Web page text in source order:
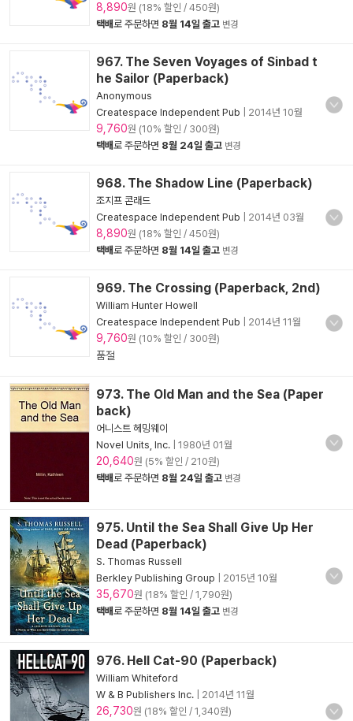
8,890원 (18% 할인 / 450원)
택배로 주문하면 8월 14일 출고 변경
967. The Seven Voyages of Sinbad t
he Sailor (Paperback)
Anonymous
Createspace Independent Pub
2014년 10월
9,760원 (10% 할인 / 300원)
택배로 주문하면 8월 24일 출고 변경
968. The Shadow Line (Paperback)
조지프 콘래드
Createspace Independent Pub
2014년 03월
8,890원 (18% 할인 / 450원)
택배로 주문하면 8월 14일 출고 변경
969. The Crossing (Paperback, 2nd)
William Hunter Howell
Createspace Independent Pub
2014년 11월
9,760원 (10% 할인 / 300원)
품절
973. The Old Man and the Sea (Paper
back)
어니스트 헤밍웨이
Novel Units, Inc.
1980년 01월
20,640원 (5% 할인 / 210원)
택배로 주문하면 8월 24일 출고 변경
975. Until the Sea Shall Give Up Her
Dead (Paperback)
S. Thomas Russell
Berkley Publishing Group
2015년 10월
35,670원 (18% 할인 / 1,790원)
택배로 주문하면 8월 14일 출고 변경
976. Hell Cat-90 (Paperback)
William Whiteford
W & B Publishers Inc.
2014년 11월
26,730원 (18% 할인 / 1,340원)